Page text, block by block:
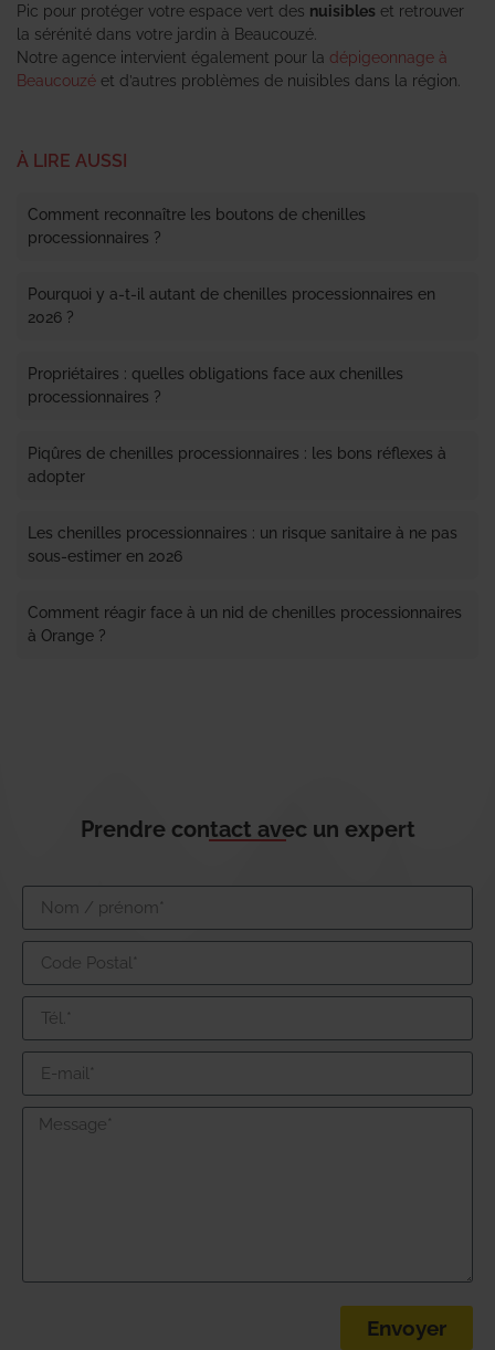
Pic pour protéger votre espace vert des nuisibles et retrouver
la sérénité dans votre jardin à Beaucouzé.
Notre agence intervient également pour la dépigeonnage à
Beaucouzé et d’autres problèmes de nuisibles dans la région.
À LIRE AUSSI
Comment reconnaître les boutons de chenilles
processionnaires ?
Pourquoi y a-t-il autant de chenilles processionnaires en
2026 ?
Propriétaires : quelles obligations face aux chenilles
processionnaires ?
Piqûres de chenilles processionnaires : les bons réflexes à
adopter
Les chenilles processionnaires : un risque sanitaire à ne pas
sous-estimer en 2026
Comment réagir face à un nid de chenilles processionnaires
à Orange ?
Prendre contact avec un expert
Envoyer